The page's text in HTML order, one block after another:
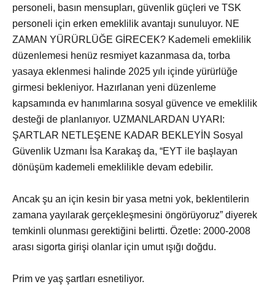
personeli, basın mensupları, güvenlik güçleri ve TSK
personeli için erken emeklilik avantajı sunuluyor. NE
ZAMAN YÜRÜRLÜĞE GİRECEK? Kademeli emeklilik
düzenlemesi henüz resmiyet kazanmasa da, torba
yasaya eklenmesi halinde 2025 yılı içinde yürürlüğe
girmesi bekleniyor. Hazırlanan yeni düzenleme
kapsamında ev hanımlarına sosyal güvence ve emeklilik
desteği de planlanıyor. UZMANLARDAN UYARI:
ŞARTLAR NETLEŞENE KADAR BEKLEYİN Sosyal
Güvenlik Uzmanı İsa Karakaş da, “EYT ile başlayan
dönüşüm kademeli emeklilikle devam edebilir.
Ancak şu an için kesin bir yasa metni yok, beklentilerin
zamana yayılarak gerçekleşmesini öngörüyoruz” diyerek
temkinli olunması gerektiğini belirtti. Özetle: 2000-2008
arası sigorta girişi olanlar için umut ışığı doğdu.
Prim ve yaş şartları esnetiliyor.